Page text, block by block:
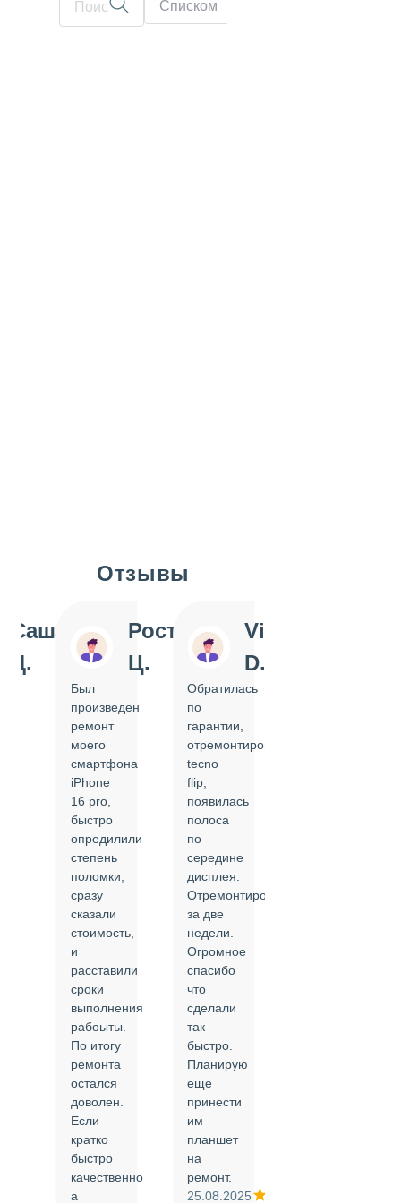
Списком
Отзывы
Саша
Д.
Ростислав
Ц.
Был
произведен
ремонт
моего
смартфона
iPhone
16 pro,
быстро
опредилили
степень
поломки,
сразу
сказали
стоимость,
и
расставили
сроки
выполнения
рабоыты.
По итогу
ремонта
остался
доволен.
Если
кратко
быстро
качественно
а
Vi
D.
Обратилась
по
гарантии,
отремонтировать
tecno
flip,
появилась
полоса
по
середине
дисплея.
Отремонтировали
за две
недели.
Огромное
спасибо
что
сделали
так
быстро.
Планирую
еще
принести
им
планшет
на
ремонт.
25.08.2025